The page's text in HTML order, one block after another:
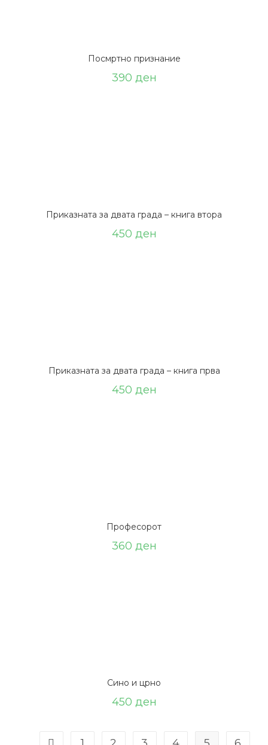
Посмртно признание
390 ден
Приказната за двата града – книга втора
450 ден
Приказната за двата града – книга прва
450 ден
Професорот
360 ден
Сино и црно
450 ден